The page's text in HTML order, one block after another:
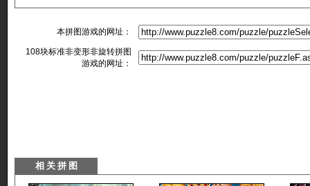
本拼图游戏的网址：
108块标准非变形非旋转拼图
游戏的网址：